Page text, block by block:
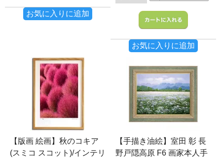
お気に入りに追加
お気に入りに追加
【版画 絵画】秋のコキア
(スミコ スコット)/インテリ
【手描き油絵】室田 彰 長
野戸隠高原 F6 画家本人手